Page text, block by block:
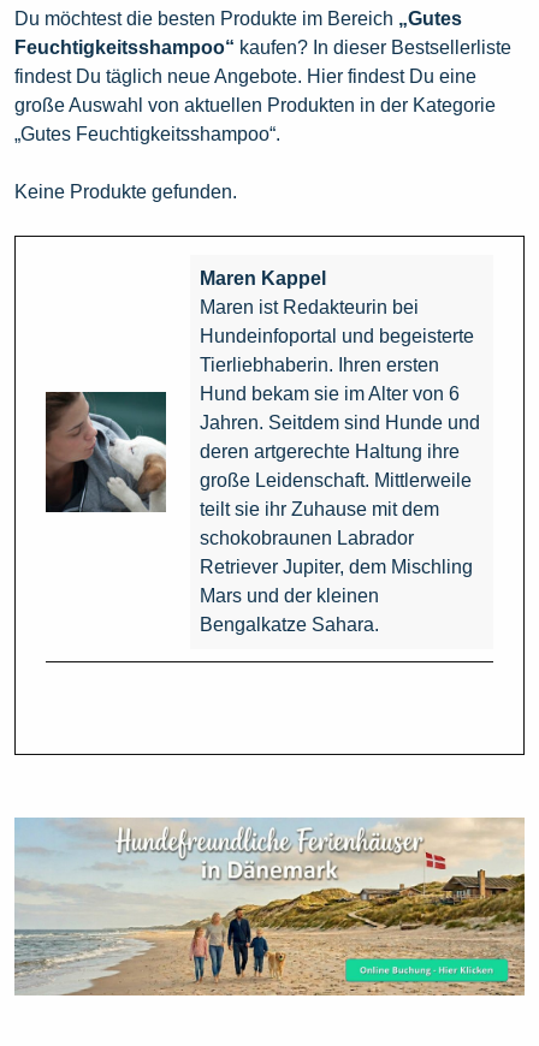
Du möchtest die besten Produkte im Bereich „Gutes
Feuchtigkeitsshampoo“ kaufen? In dieser Bestsellerliste
findest Du täglich neue Angebote. Hier findest Du eine
große Auswahl von aktuellen Produkten in der Kategorie
„Gutes Feuchtigkeitsshampoo“.
Keine Produkte gefunden.
Maren Kappel
Maren ist Redakteurin bei
Hundeinfoportal und begeisterte
Tierliebhaberin. Ihren ersten
Hund bekam sie im Alter von 6
Jahren. Seitdem sind Hunde und
deren artgerechte Haltung ihre
große Leidenschaft. Mittlerweile
teilt sie ihr Zuhause mit dem
schokobraunen Labrador
Retriever Jupiter, dem Mischling
Mars und der kleinen
Bengalkatze Sahara.